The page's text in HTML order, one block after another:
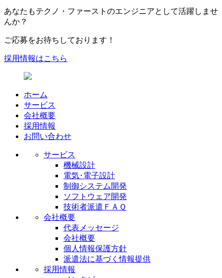
あなたもテクノ・ファーストのエンジニアとして活躍しませ
んか？
ご応募をお待ちしております！
採用情報はこちら
ホーム
サービス
会社概要
採用情報
お問い合わせ
サービス
機械設計
電気･電子設計
制御システム開発
ソフトウェア開発
技術者派遣ＦＡＱ
会社概要
代表メッセージ
会社概要
個人情報保護方針
派遣法に基づく情報提供
採用情報